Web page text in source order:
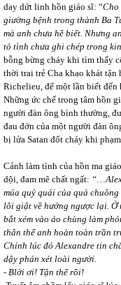
day dứt linh hồn giáo sĩ: “Cho
giường bệnh trong thành Ba
mà anh chưa hề biết. Nhưng
tỏ tình chưa ghi chép trong
bỗng bừng cháy khi tìm thấy
thời trai trẻ Cha khao khát tận
Richelieu, để một lần biết
Những ức chế trong tâm hồn
người đàn ông bình thường,
đau đớn của một người đàn
bị lửa Satan đốt cháy khi
Cảnh làm tình của hồn ma
dội, đam mê chất ngất: “…
múa quỷ quái của quả
lôi giật về hướng ngược lại. Ở
bắt xém vào áo chùng làm
thân thể anh hoàn toàn trần
Chính lúc đó Alexandre tin
dậy phán xét loài người.
- Blời ơi! Tận thế rồi!